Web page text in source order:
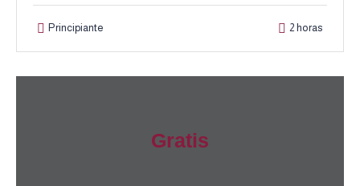
Principiante 2 horas
Gratis